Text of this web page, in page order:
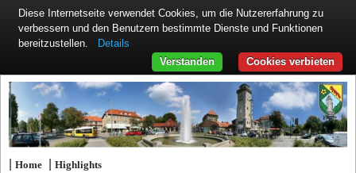
|Home |Highlights
Diese Internetseite verwendet Cookies, um die Nutzererfahrung zu
verbessern und den Benutzern bestimmte Dienste und Funktionen
bereitzustellen.
Details
Cookies verbieten
Verstanden